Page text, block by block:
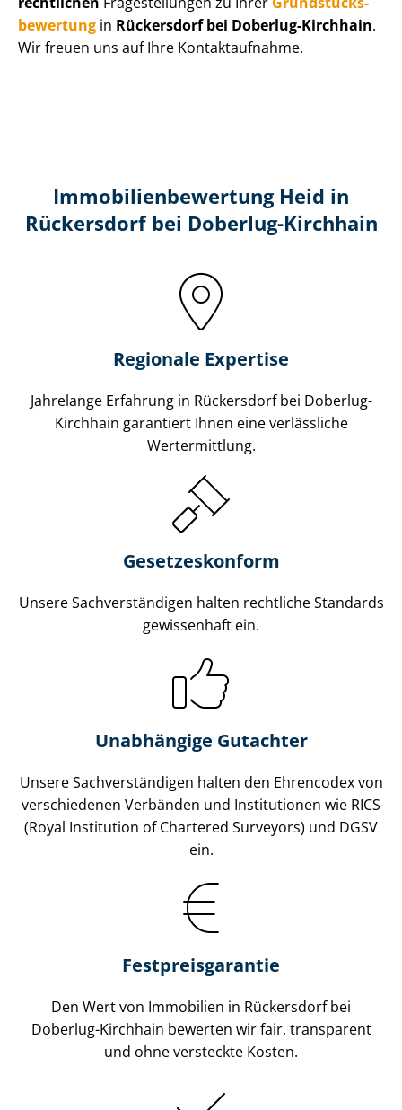
be­wer­tung in Rückersdorf bei Doberlug-Kirchhain.
Wir freuen uns auf Ihre Kontaktaufnahme.
Immobilien­bewertung Heid in
Rückersdorf bei Doberlug-Kirchhain
Regionale Expertise
Jahrelange Erfahrung in Rückersdorf bei Doberlug-
Kirchhain garantiert Ihnen eine verlässliche
Wertermittlung.
Gesetzes­konform
Unsere Sach­ver­stän­di­gen halten rechtliche Standards
gewissenhaft ein.
Unabhängige Gutachter
Unsere Sach­ver­stän­di­gen halten den Ehrencodex von
verschiedenen Verbänden und Institutionen wie RICS
(Royal Institution of Chartered Surveyors) und DGSV
ein.
Festpreis​garantie
Den Wert von Immobilien in Rückersdorf bei
Doberlug-Kirchhain bewerten wir fair, transparent
und ohne versteckte Kosten.